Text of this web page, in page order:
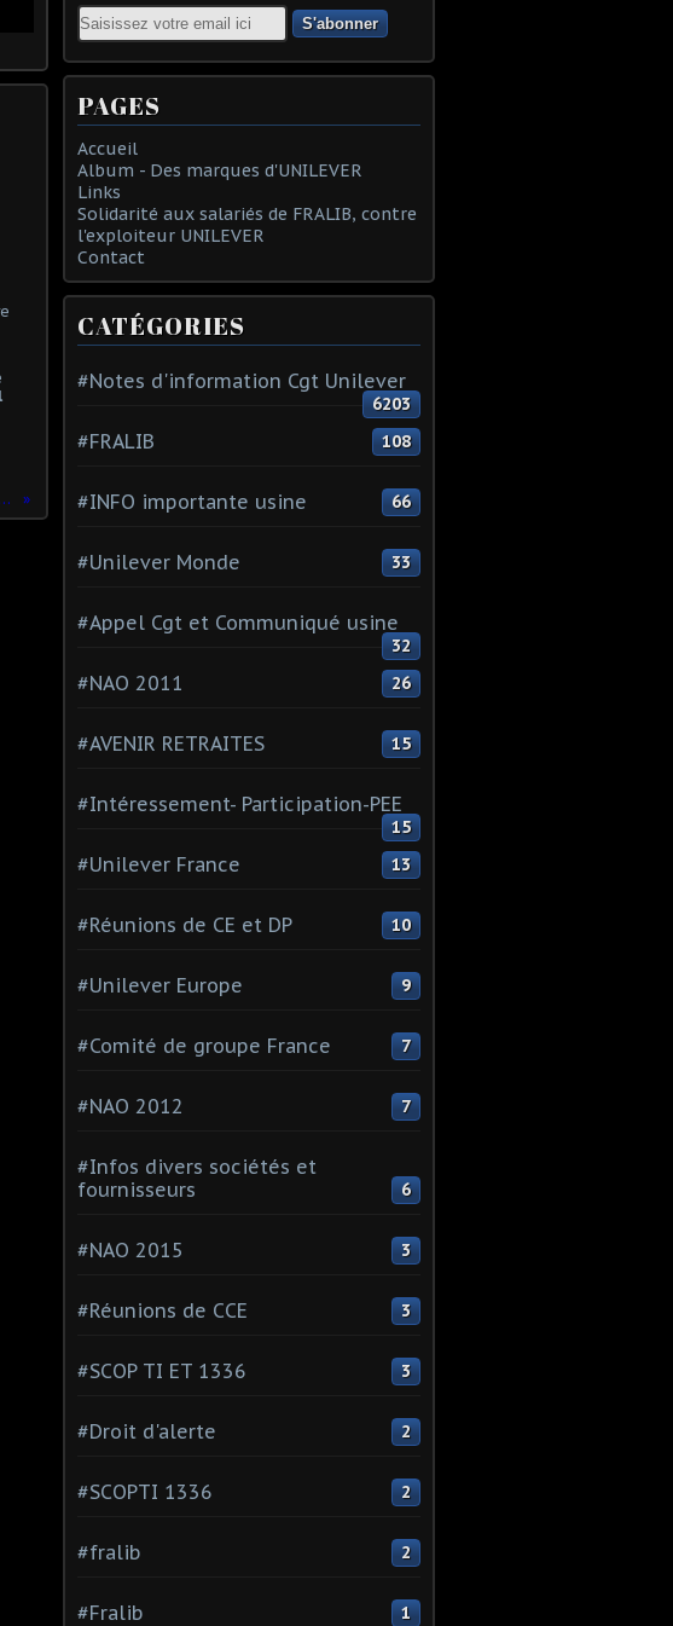
AMBOISE : La grève chez les postiers CGT
Email
PAGES
Accueil
Album - Des marques d'UNILEVER
Links
Solidarité aux salariés de FRALIB, contre
l'exploiteur UNILEVER
Contact
CATÉGORIES
#Notes d'information Cgt Unilever
6203
#FRALIB 108
#INFO importante usine 66
#Unilever Monde 33
#Appel Cgt et Communiqué usine
32
#NAO 2011 26
#AVENIR RETRAITES 15
#Intéressement- Participation-PEE
15
#Unilever France 13
#Réunions de CE et DP 10
#Unilever Europe 9
#Comité de groupe France 7
#NAO 2012 7
#Infos divers sociétés et
fournisseurs
6
#NAO 2015 3
#Réunions de CCE 3
#SCOP TI ET 1336 3
#Droit d'alerte 2
#SCOPTI 1336 2
#fralib 2
#Fralib 1